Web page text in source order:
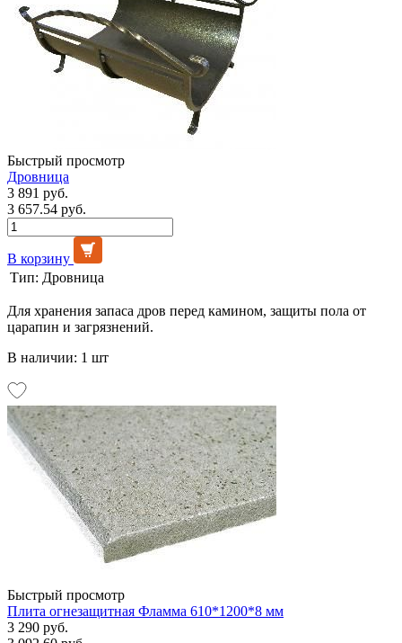
Быстрый просмотр
Дровница
3 891 руб.
3 657.54 руб.
В корзину
Тип: Дровница
Для хранения запаса дров перед камином, защиты пола от
царапин и загрязнений.
В наличии: 1 шт
Быстрый просмотр
Плита огнезащитная Фламма 610*1200*8 мм
3 290 руб.